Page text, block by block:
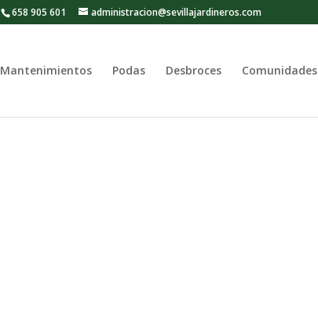
658 905 601 administracion@sevillajardineros.com
Mantenimientos Podas Desbroces Comunidades